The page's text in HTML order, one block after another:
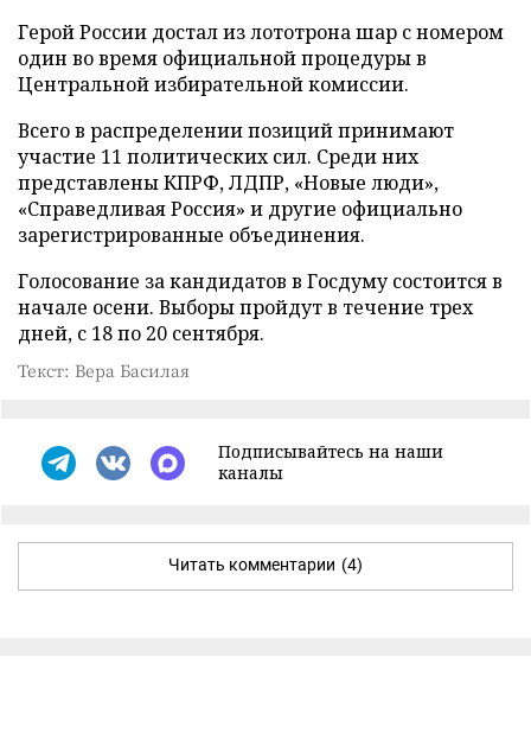
Герой России достал из лототрона шар с номером
один во время официальной процедуры в
Центральной избирательной комиссии.
Всего в распределении позиций принимают
участие 11 политических сил. Среди них
представлены КПРФ, ЛДПР, «Новые люди»,
«Справедливая Россия» и другие официально
зарегистрированные объединения.
Голосование за кандидатов в Госдуму состоится в
начале осени. Выборы пройдут в течение трех
дней, с 18 по 20 сентября.
Текст: Вера Басилая
Подписывайтесь на наши
каналы
Читать комментарии (4)